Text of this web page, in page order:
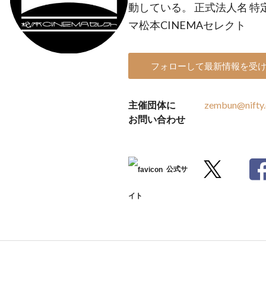
動している。 正式法人名
マ松本CINEMAセレクト
フォローして最新情報を受
主催団体に
お問い合わせ
公式サ
イト